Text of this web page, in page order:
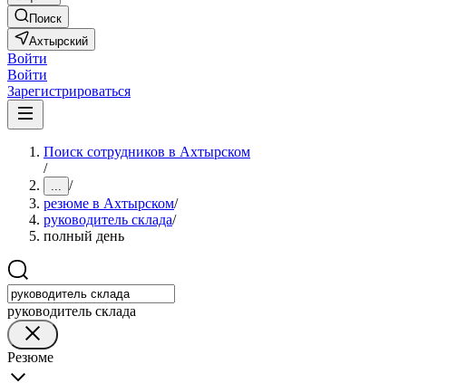
Поиск
Ахтырский
Войти
Войти
Зарегистрироваться
Поиск сотрудников в Ахтырском
/
... /
резюме в Ахтырском/
руководитель склада/
полный день
руководитель склада
Резюме